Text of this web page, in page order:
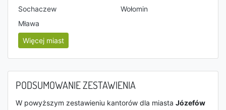
Sochaczew
Wołomin
Mława
Więcej miast
PODSUMOWANIE ZESTAWIENIA
W powyższym zestawieniu kantorów dla miasta Józefów